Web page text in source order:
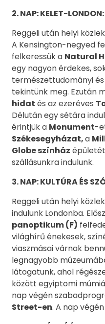
2. NAP: KELET-
Reggeli után helyi
A Kensington-negyed
felkeressük a Natural
egy nagyon érdekes,
természettudományi
tekintünk meg. Ezután
hidat és az ezeréves
Délután egy sétára
érintjük a Monument-
Székesegyházat,a
Globe színház
szállásunkra indulunk.
3. NAP: KULTÚRA ÉS
Reggeli után helyi
indulunk Londonba.
panoptikum (F)
világhírű énekesek,
viaszmásai várnak
legnagyobb
látogatunk, ahol
között egyiptomi
nap végén
Street-en. A nap